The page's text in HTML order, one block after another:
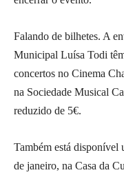
Falando de bilhetes. A
Municipal Luísa Todi
concertos no Cinema
na Sociedade Musical
reduzido de 5€.
Também está disponível
de janeiro, na Casa da